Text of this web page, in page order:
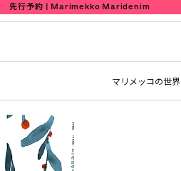
先行予約 | Marimekko Maridenim
マリメッコの世界